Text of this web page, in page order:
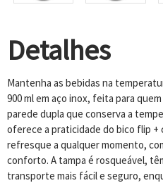
Detalhes
Mantenha as bebidas na
900 ml em aço inox, feita para
parede dupla que conserva a
oferece a praticidade do bico flip +
refresque a qualquer momento,
conforto. A tampa é rosqueável,
transporte mais fácil e seguro,